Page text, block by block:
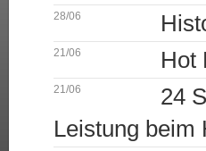
28/06
21/06 Hot
21/06
24
Leistung beim